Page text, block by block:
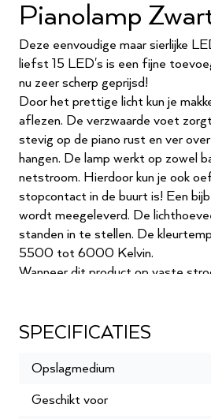
Pianolamp
Deze eenvoudige maar sierlijke
liefst 15 LED's is een fijne
nu zeer scherp geprijsd!
Door het prettige licht kun je
aflezen. De verzwaarde voet
stevig op de piano rust en ver
hangen. De lamp werkt op zowel
netstroom. Hierdoor kun je ook
stopcontact in de buurt is! Een
wordt meegeleverd. De
standen in te stellen. De
5500 tot 6000 Kelvin.
Wanneer dit product op vaste
en zijn de lichtstanden niet
batterij-oplader. Het snoer is 1,5
SPECIFICATIES
Opslagmedium
Geschikt voor